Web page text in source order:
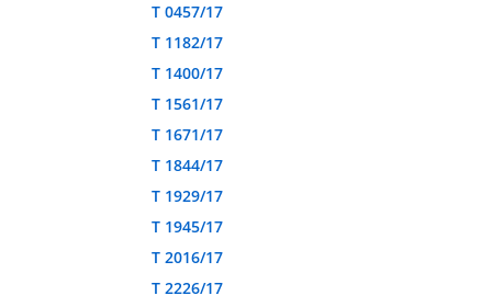
T 0457/17
T 1182/17
T 1400/17
T 1561/17
T 1671/17
T 1844/17
T 1929/17
T 1945/17
T 2016/17
T 2226/17